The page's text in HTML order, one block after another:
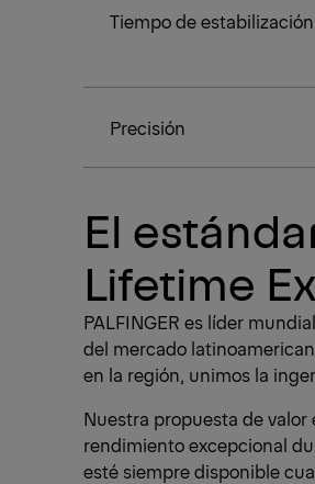
Tiempo de estabilización
Precisión
El
Lifetime
PALFINGER es líder
del mercado
en la región, unimos la
Nuestra propuesta de
rendimiento excepcional
esté siempre disponible